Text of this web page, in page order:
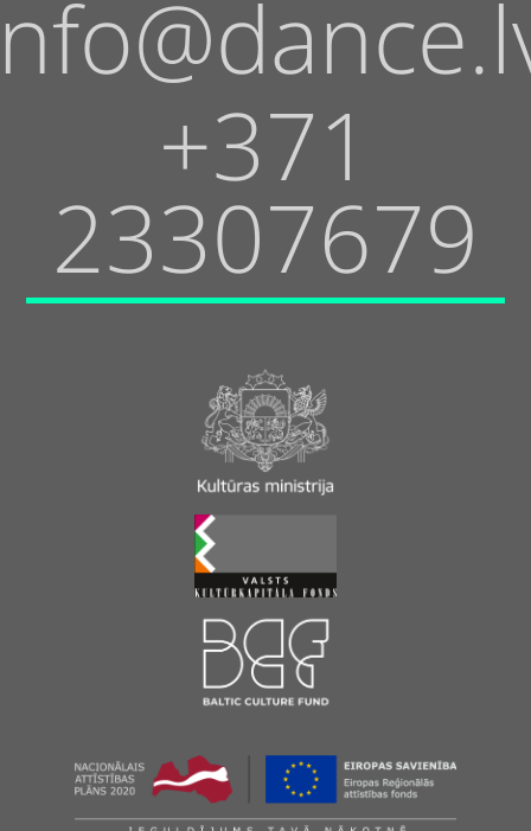
+371
23307679